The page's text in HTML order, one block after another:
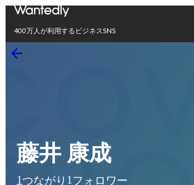
400万人が利用するビジネスSNS
藤井 康成
1つながり 1 フォロワー